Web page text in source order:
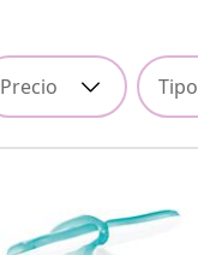
Precio Tipo